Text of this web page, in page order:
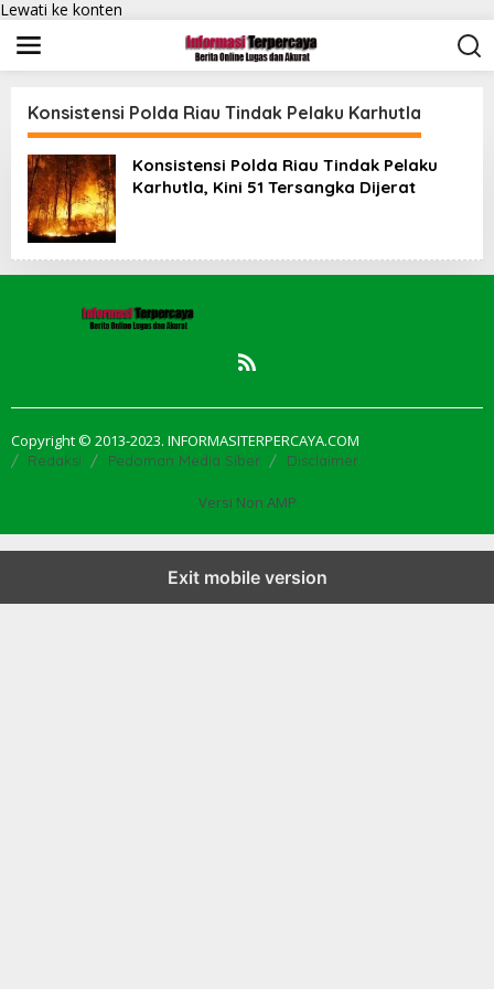
Lewati ke konten
Konsistensi Polda Riau Tindak Pelaku Karhutla
Konsistensi Polda Riau Tindak Pelaku
Karhutla, Kini 51 Tersangka Dijerat
Copyright © 2013-2023. INFORMASITERPERCAYA.COM
Redaksi Pedoman Media Siber Disclaimer
Versi Non AMP
Exit mobile version